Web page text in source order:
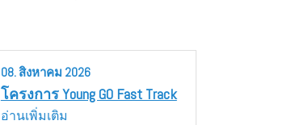
08.สิงหาคม 2026
โครงการ Young GO Fast Track
อ่านเพิ่มเติม